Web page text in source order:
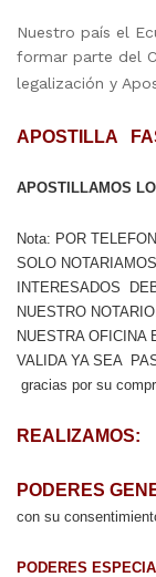
Nuestro país el
formar parte del
legalización y
APOSTILLA
APOSTILLAMOS
Nota: POR
SOLO
INTERESADOS
NUESTRO
NUESTRA OFICINA
VALIDA YA SEA
gracias por su
REALIZAMOS:
PODERES
con su
PODERES